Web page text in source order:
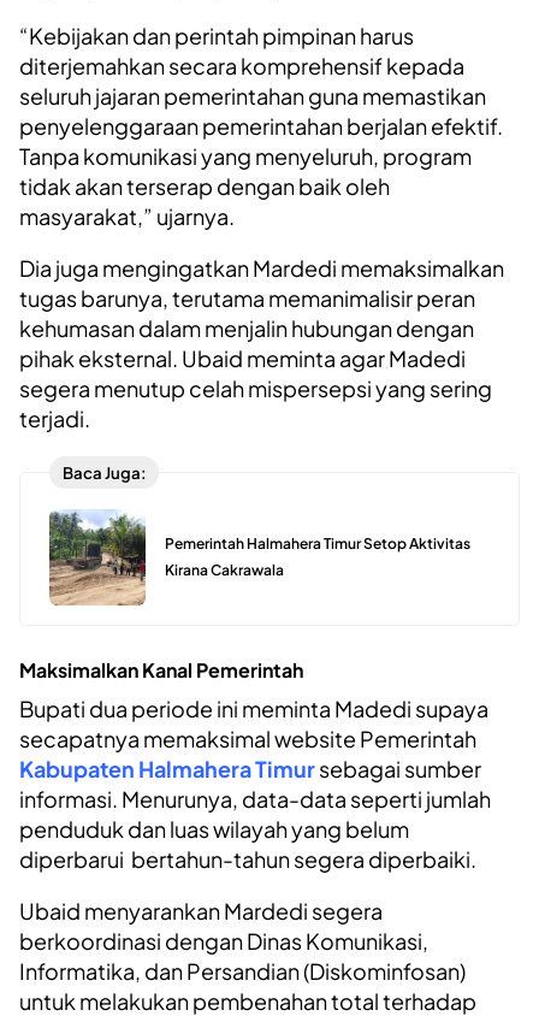
“Kebijakan dan perintah pimpinan harus
diterjemahkan secara komprehensif kepada
seluruh jajaran pemerintahan guna memastikan
penyelenggaraan pemerintahan berjalan efektif.
Tanpa komunikasi yang menyeluruh, program
tidak akan terserap dengan baik oleh
masyarakat,” ujarnya.
Dia juga mengingatkan Mardedi memaksimalkan
tugas barunya, terutama memanimalisir peran
kehumasan dalam menjalin hubungan dengan
pihak eksternal. Ubaid meminta agar Madedi
segera menutup celah mispersepsi yang sering
terjadi.
Baca Juga:
Pemerintah Halmahera Timur Setop Aktivitas
Kirana Cakrawala
Maksimalkan Kanal Pemerintah
Bupati dua periode ini meminta Madedi supaya
secapatnya memaksimal website Pemerintah
Kabupaten Halmahera Timursebagai sumber
informasi. Menurunya, data-data seperti jumlah
penduduk dan luas wilayah yang belum
diperbarui bertahun-tahun segera diperbaiki.
Ubaid menyarankan Mardedi segera
berkoordinasi dengan Dinas Komunikasi,
Informatika, dan Persandian (Diskominfosan)
untuk melakukan pembenahan total terhadap